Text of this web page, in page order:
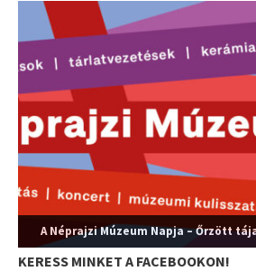
A Néprajzi Múzeum Napja – Őrzött
KERESS MINKET A FACEBOOKON!